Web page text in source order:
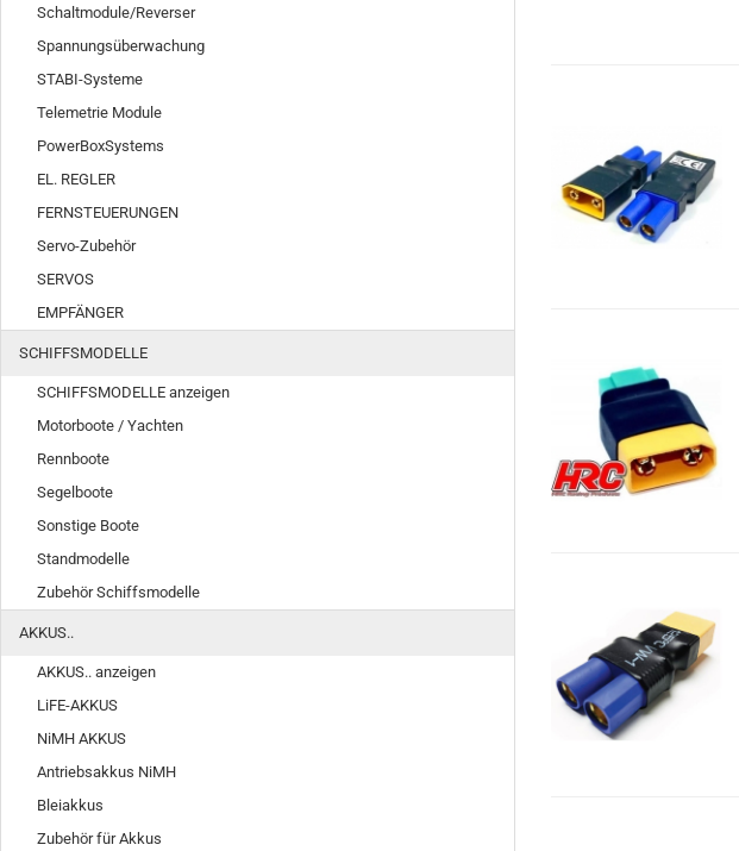
Schaltmodule/Reverser
Spannungsüberwachung
STABI-Systeme
Telemetrie Module
PowerBoxSystems
EL. REGLER
FERNSTEUERUNGEN
Servo-Zubehör
SERVOS
EMPFÄNGER
SCHIFFSMODELLE
SCHIFFSMODELLE anzeigen
Motorboote / Yachten
Rennboote
Segelboote
Sonstige Boote
Standmodelle
Zubehör Schiffsmodelle
AKKUS..
AKKUS.. anzeigen
LiFE-AKKUS
NiMH AKKUS
Antriebsakkus NiMH
Bleiakkus
Zubehör für Akkus